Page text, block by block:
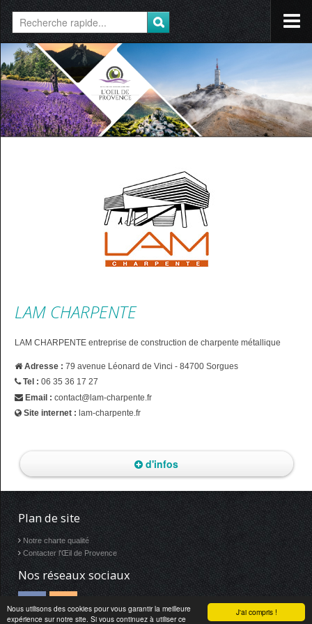
J'ai compris !
Nous utilisons des cookies pour vous garantir la meilleure
expérience sur notre site. Si vous continuez à utiliser ce
LAM CHARPENTE
LAM CHARPENTE entreprise de construction de charpente métallique
Adresse : 79 avenue Léonard de Vinci - 84700 Sorgues
Tel : 06 35 36 17 27
Email : contact@lam-charpente.fr
Site internet : lam-charpente.fr
d'infos
Plan de site
Notre charte qualité
Contacter l'Œil de Provence
Nos réseaux sociaux